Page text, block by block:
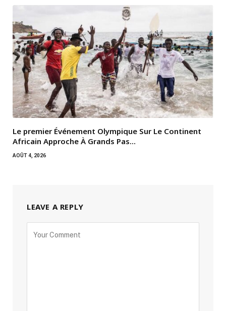
Le premier Événement Olympique Sur Le Continent
Africain Approche À Grands Pas…
AOÛT 4, 2026
LEAVE A REPLY